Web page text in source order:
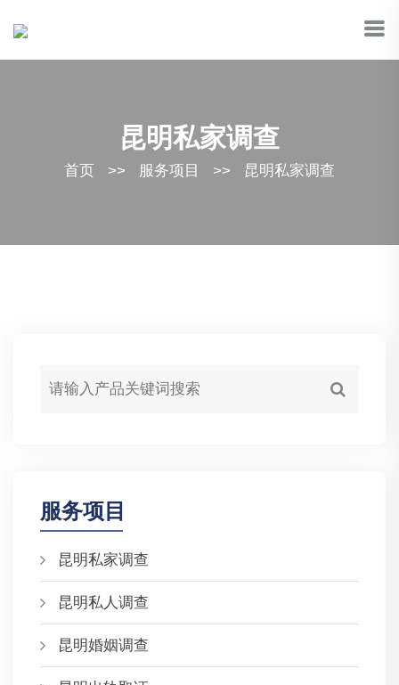
昆明私家调查
首页 >> 服务项目 >> 昆明私家调查
服务项目
昆明私家调查
昆明私人调查
昆明婚姻调查